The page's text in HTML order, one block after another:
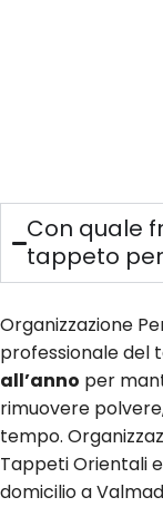
Con quale
tappeto
Organizzazione
professionale del
all’anno per
rimuovere
tempo.
Tappeti Orientali
domicilio a